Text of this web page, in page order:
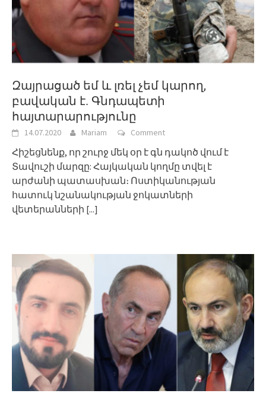
Զայրացած եմ և լռել չեմ կարող,
բավական է. Գնդապետի
հայտարարությունը
14.07.2020 Mariam Comment
Հիշեցնենք, որ շուրջ մեկ օր է գն դակոծ վում է
Տավուշի մարզը: Հայկական կողմը տվել է
արժանի պատասխան։ Ոստիկանության
հատուկ նշանակության ջոկատների
վետերանների [...]